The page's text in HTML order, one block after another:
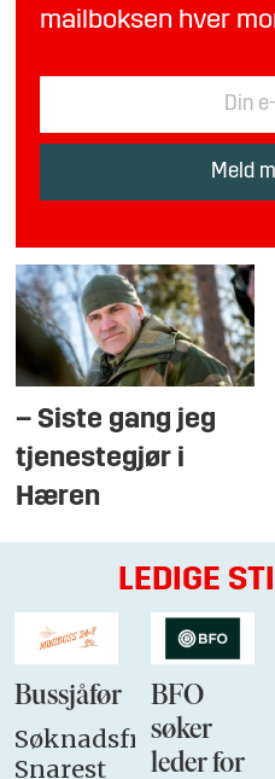
mailboksen hver
– Siste gang jeg
tjenestegjør i
Hæren
LEDIGE
Bussjåfør
Søknadsfrist:
Snarest
BFO
søker
leder for